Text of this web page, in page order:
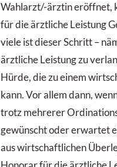
Wahlarzt/-ärztin eröffnet,
für die ärztliche Leistung
viele ist dieser Schritt –
ärztliche Leistung zu
Hürde, die zu einem
kann. Vor allem dann,
trotz mehrerer
gewünscht oder erwartet
aus wirtschaftlichen